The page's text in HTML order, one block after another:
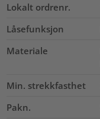
Lokalt ordrenr.
Låsefunksjon
Materiale
Min. strekkfasthet
Pakn.